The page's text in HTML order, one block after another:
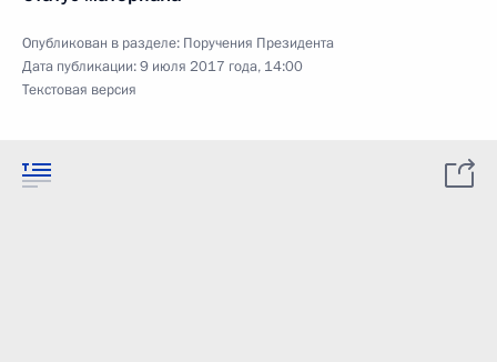
Опубликован в разделе: Поручения Президента
Дата публикации:9 июля 2017 года, 14:00
Текстовая версия